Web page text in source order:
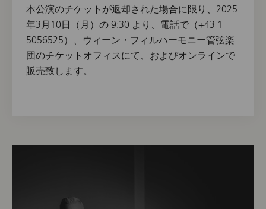
本公演のチケットが返却された場合に限り、2025
年3月10日（月）の 9:30 より、電話で（+43 1
5056525）、ウィーン・フィルハーモニー管弦楽
団のチケットオフィスにて、およびオンラインで
販売致します。